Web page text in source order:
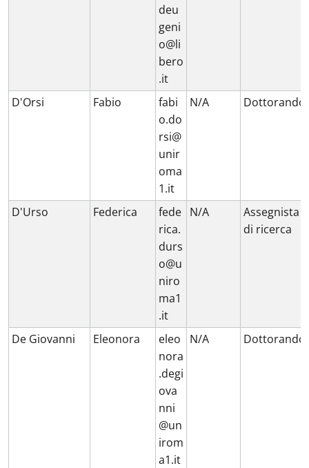
deu
geni
o@li
bero
.it
D'Orsi Fabio
fabi
o.do
rsi@
unir
oma
1.it
N/A Dottorando
D'Urso Federica
fede
rica.
durs
o@u
niro
ma1
.it
N/A
Assegnista
di ricerca
De Giovanni Eleonora
eleo
nora
.degi
ova
nni
@un
irom
a1.it
N/A Dottorando